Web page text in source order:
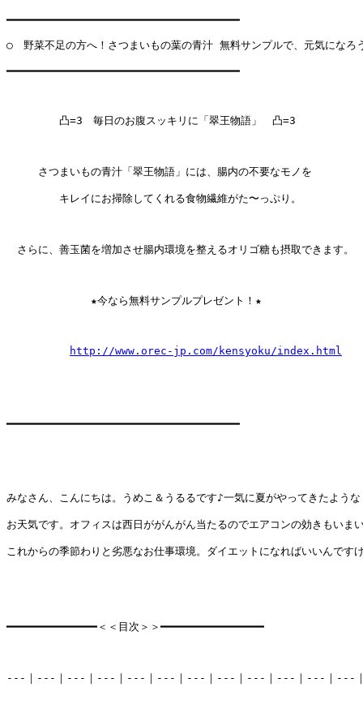
━━━━━━━━━━━━━━━━━━━━━━━━━━━━━━━━━━━━
○　野菜不足の方へ！さつまいもの葉の青汁 無料サンプルで、元気になろ
━━━━━━━━━━━━━━━━━━━━━━━━━━━━━━━━━━━━
凸=3　毎日のお腹スッキリに「翠王物語」　凸=3
さつまいもの青汁「翠王物語」には、腸内の不要なモノを
キレイにお掃除してくれる食物繊維がた〜っぷり。
さらに、善玉菌を増加させ腸内環境を整えるオリゴ糖も摂取できます。
★今なら無料サンプルプレゼント！★
http://www.orec-jp.com/kensyoku/index.html
━━━━━━━━━━━━━━━━━━━━━━━━━━━━━━━━━━━━
みなさん、こんにちは。うめこ＆うるるです♪一気に夏がやってきたような
お天気です。オフィスは西日ががんがん当たるのでエアコンの効きもいま
これからの季節わりと劣悪なお仕事環境。ダイエットになればいいんです
━━━━━━━━━━━━━━＜＜目次＞＞━━━━━━━━━━━━━━━━
---｜---｜---｜---｜---｜---｜---｜---｜---｜---｜---｜---